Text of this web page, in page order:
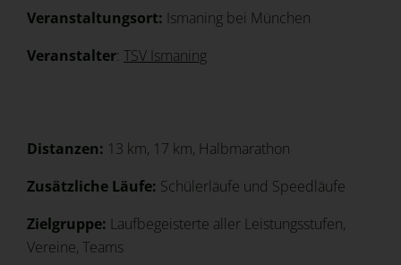
Veranstaltungsort: Ismaning bei München
Veranstalter: TSV Ismaning
Distanzen: 13 km, 17 km, Halbmarathon
Zusätzliche Läufe: Schülerläufe und Speedläufe
Zielgruppe: Laufbegeisterte aller Leistungsstufen,
Vereine, Teams